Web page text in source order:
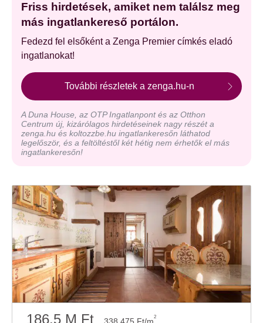
Friss hirdetések, amiket nem találsz meg
más ingatlankereső portálon.
Fedezd fel elsőként a Zenga Premier címkés eladó
ingatlanokat!
További részletek a zenga.hu-n
A Duna House, az OTP Ingatlanpont és az Otthon
Centrum új, kizárólagos hirdetéseinek nagy részét a
zenga.hu és koltozzbe.hu ingatlankeresőn láthatod
legelőször, és a feltöltéstől két hétig nem érhetők el más
ingatlankeresőn!
186.5 M Ft 2